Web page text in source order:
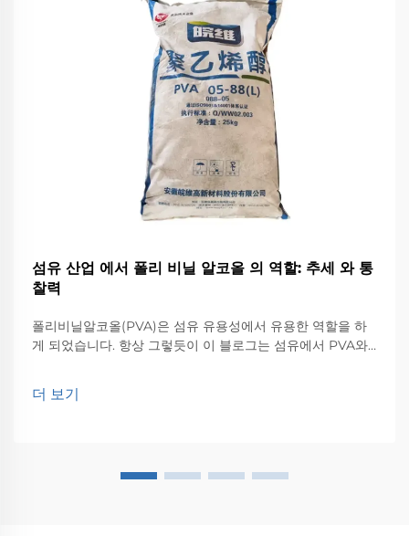
섬유 산업 에서 폴리 비닐 알코올 의 역할: 추세 와 통
찰력
폴리비닐알코올(PVA)은 섬유 유용성에서 유용한 역할을 하
게 되었습니다. 항상 그렇듯이 이 블로그는 섬유에서 PVA와
더 보기